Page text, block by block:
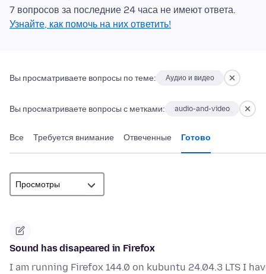
7 вопросов за последние 24 часа не имеют ответа.
Узнайте, как помочь на них ответить!
Вы просматриваете вопросы по теме: Аудио и видео
Вы просматриваете вопросы с метками: audio-and-video
Все Требуется внимание Отвеченные Готово
Sound has disapeared in Firefox
I am running Firefox 144.0 on kubuntu 24.04.3 LTS I